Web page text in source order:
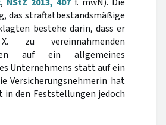
das straftatbestandsmäßige
bestehe darin, dass er
vereinnahmenden
auf ein allgemeines
Unternehmens statt auf ein
Versicherungsnehmerin hat
in den Feststellungen jedoch